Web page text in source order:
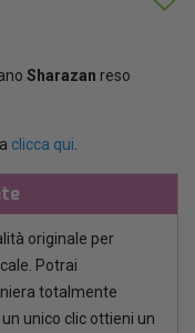
Sharazan reso
clicca qui
originale per
Potrai
totalmente
unico clic ottieni un